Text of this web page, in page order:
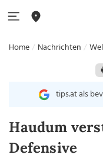
Home Nachrichten
tips.at als
Haudum
Defensive